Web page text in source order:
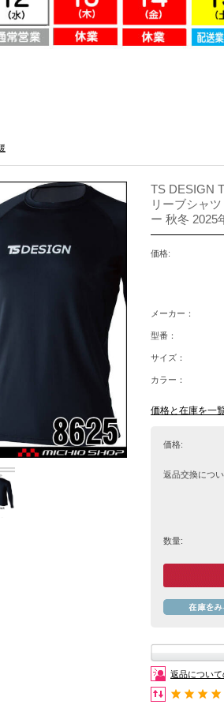
TS DESIGN
リーブシャ
ー 秋冬 2025
価格:
メーカー：
型番：
サイズ：
カラー：
価格と在庫を一
価格:
返品交換につ
数量:
返品につい